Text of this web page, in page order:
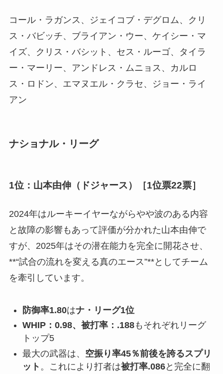
コール・ラガンス、ジェイコブ・デグロム、クリ
ス・バビッチ、ブライアン・ウー、ケイシー・マ
イズ、クリス・バシット、セス・ルーゴ、タイラ
ー・マーリー、アンドレス・ムニョス、カルロ
ス・ロドン、エマヌエル・クラセ、ジョー・ライ
アン
ナショナル・リーグ
1位：山本由伸（ドジャース）［1位票22票］
2024年はルーキーイヤーながらやや波のある内容
と故障の影響もあって評価が分かれた山本由伸で
すが、2025年はその潜在能力を完全に開花させ、
**“試合の流れを変える真のエース”**としてチーム
を牽引しています。
防御率1.80はナ・リーグ1位
WHIP：0.98、被打率：.188もそれぞれリーグ
トップ5
最大の武器は、 空振り率45％前後を誇るスプリ
ット 。これにより打者は被打率.086と完全に翻